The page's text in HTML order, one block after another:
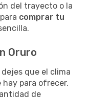
del trayecto o la
comprar tu
Oruro
dejes que el clima
para ofrecer.
de